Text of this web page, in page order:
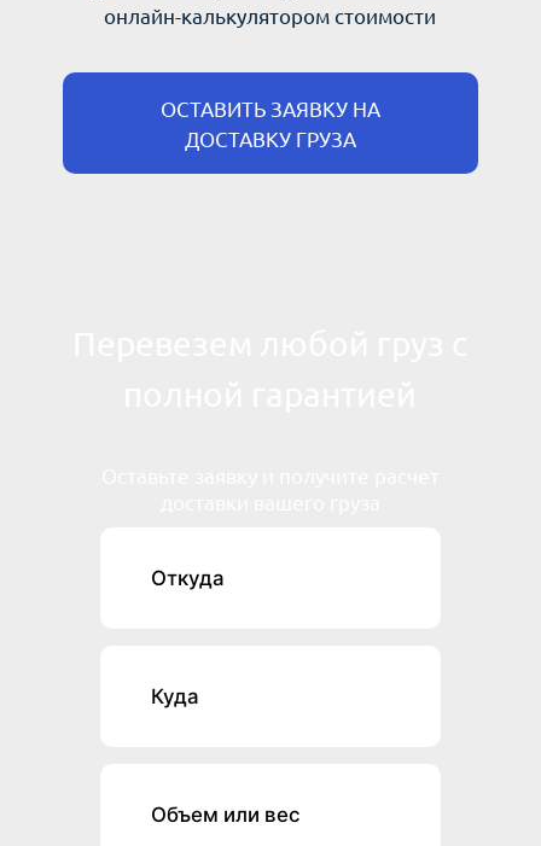
онлайн-калькулятором стоимости
ОСТАВИТЬ ЗАЯВКУ НА
ДОСТАВКУ ГРУЗА